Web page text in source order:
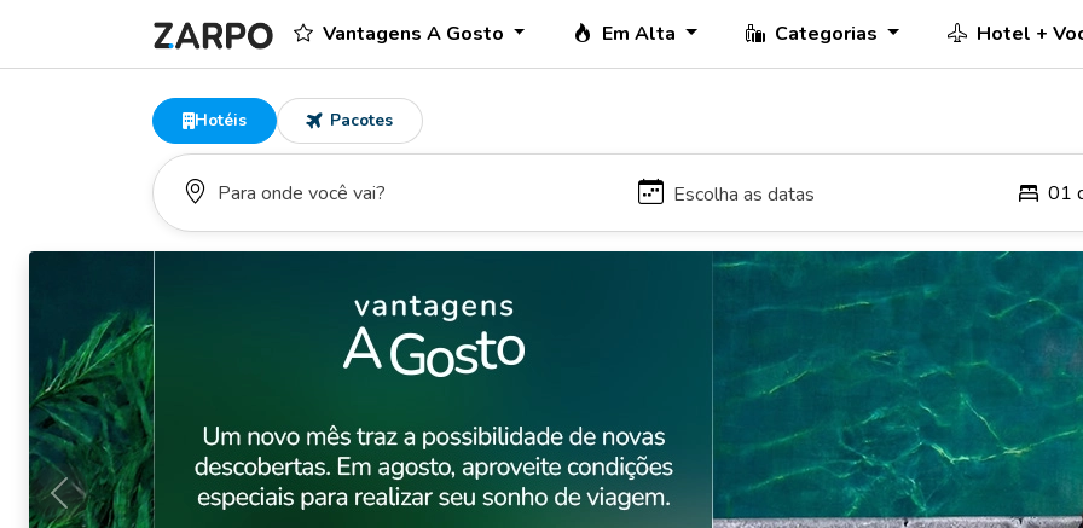
Vantagens A Gosto Em Alta Categorias Hotel +
Hotéis Pacotes
01
Anterior